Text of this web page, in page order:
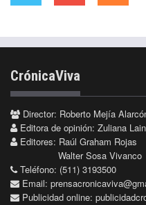
CrónicaViva
Director: Roberto Mejía
Editora de opinión: Zuliana
Editores: Raúl Graham Rojas
Walter Sosa Vivanco
Teléfono: (511) 3193500
Email:
Publicidad online: